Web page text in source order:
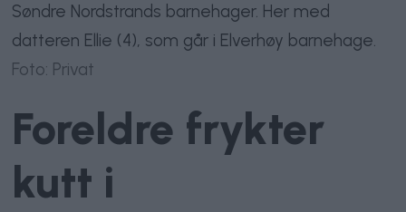
Søndre Nordstrands barnehager. Her med
datteren Ellie (4), som går i Elverhøy barnehage.
Foto: Privat
Foreldre frykter
kutt i